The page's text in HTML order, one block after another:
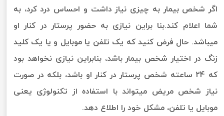
اگر شخص بیمار به چیزی نیاز داشت و احساس درد کرد، به
شما اعلام کند.بنا براین نیازی به حضور پرستار در کنار او
میباشد. حال فرض کنید که یک تلفن یا موبایل و یا یک کلید
زنگ در اختیار شخص بیمار باشد، بنابراین نیازی نخواهد بود
که 24 ساعته شخص پرستار در کنار او باشد، بلکه در صورت
نیاز شخص مریض میتواند با استفاده از تکنولوژی یعنی
موبایل یا تلفن، مشکل خود را اطلاع دهد.